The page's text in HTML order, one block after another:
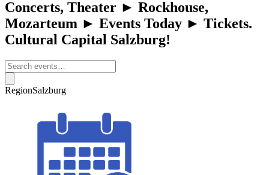
Concerts, Theater ► Rockhouse,
Mozarteum ► Events Today ► Tickets.
Cultural Capital Salzburg!
RegionSalzburg